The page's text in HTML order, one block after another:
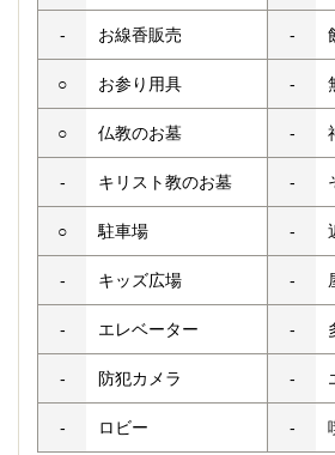
- お線香販売 -
○ お参り用具 -
○ 仏教のお墓 -
- キリスト教のお墓 -
○ 駐車場 -
- キッズ広場 -
- エレベーター -
- 防犯カメラ -
- ロビー -